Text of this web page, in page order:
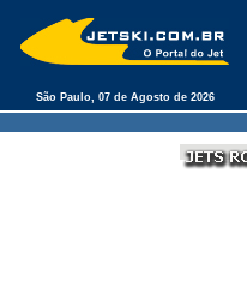
São Paulo, 07 de Agosto de 2026